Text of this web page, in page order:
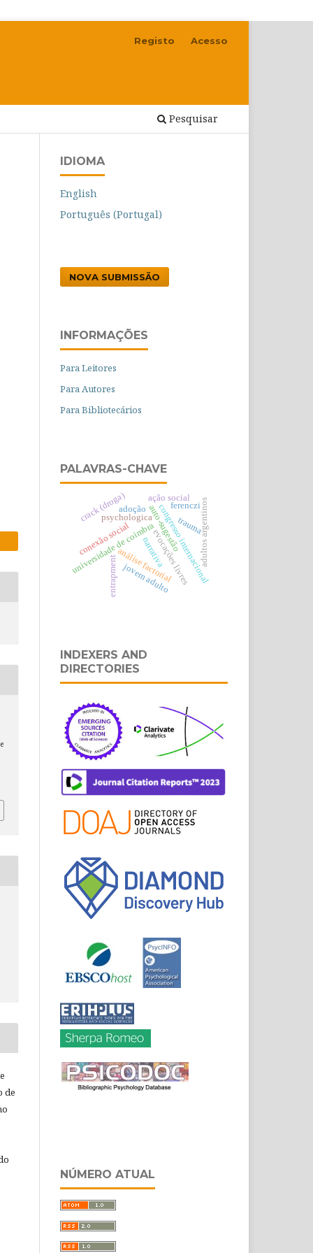
Pesquisar
Registo Acesso
de
IDIOMA
English
Português (Portugal)
NOVA SUBMISSÃO
INFORMAÇÕES
Para Leitores
Para Autores
Para Bibliotecários
PALAVRAS-CHAVE
auto-sugestão
universidade de coimbra
psychologica
análise factorial
narrativa
entrapment evocações livres
congresso internacional
crack (droga)
conexão social adultos argentinos
ação social
jovem adulto
ferenczi
trauma
adoção
INDEXERS AND
DIRECTORIES
NÚMERO ATUAL